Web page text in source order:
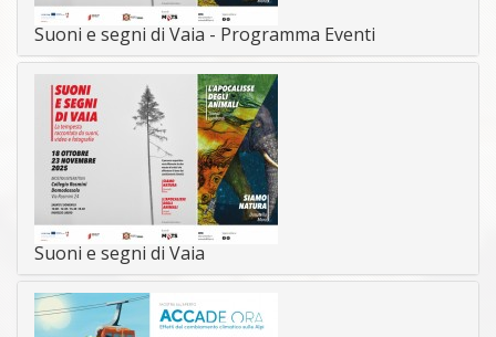
Suoni e segni di Vaia - Programma Eventi
Suoni e segni di Vaia